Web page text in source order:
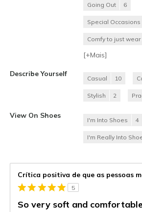
Going Out 6
Special Occasions
Comfy to just
[+Mais]
Describe Yourself
Casual 10
Stylish 2
View On Shoes
I'm Into Shoes 4
I'm Really Into
Crítica positiva de que as pessoas
5
So very soft and